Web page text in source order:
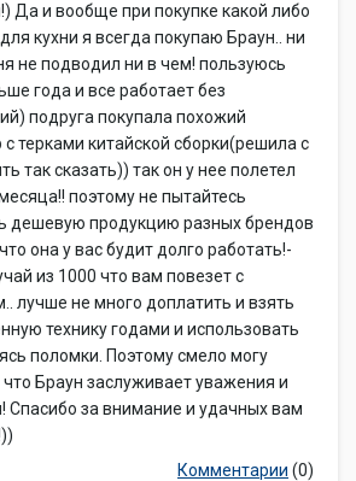
Да и вообще при покупке какой либо
кухни я всегда покупаю Браун.. ни
не подводил ни в чем! пользуюсь
года и все работает без
подруга покупала похожий
терками китайской сборки(решила с
так сказать)) так он у нее полетел
поэтому не пытайтесь
дешевую продукцию разных брендов
она у вас будит долго работать!-
из 1000 что вам повезет с
лучше не много доплатить и взять
технику годами и использовать
поломки. Поэтому смело могу
что Браун заслуживает уважения и
Спасибо за внимание и удачных вам
Комментарии (0)